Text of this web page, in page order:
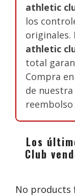
athletic
los
originales.
athletic
total
Compra
de
Los
Club
No products